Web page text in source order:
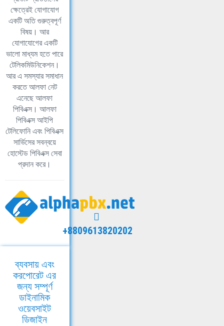
ক্ষেত্রেই যোগাযোগ
একটি অতি গুরুত্বপূর্ণ
বিষয়। আর
যোগাযোগের একটি
ভালো মাধ্যম হতে পারে
টেলিকমিউনিকেশন।
আর এ সমস্যার সমাধান
করতে আলফা নেট
এনেছে আলফা
পিবিএক্স। আলফা
পিবিএক্স আইপি
টেলিফোনি এবং পিবিএক্স
সার্ভিসের সবন্বয়ে
হোস্টেড পিবিএক্স সেবা
প্রদান করে।
+8809613820202
ব্যবসায় এবং
করপোরেট এর
জন্য সম্পূর্ণ
ডাইনামিক
ওয়েবসাইট
ডিজাইন